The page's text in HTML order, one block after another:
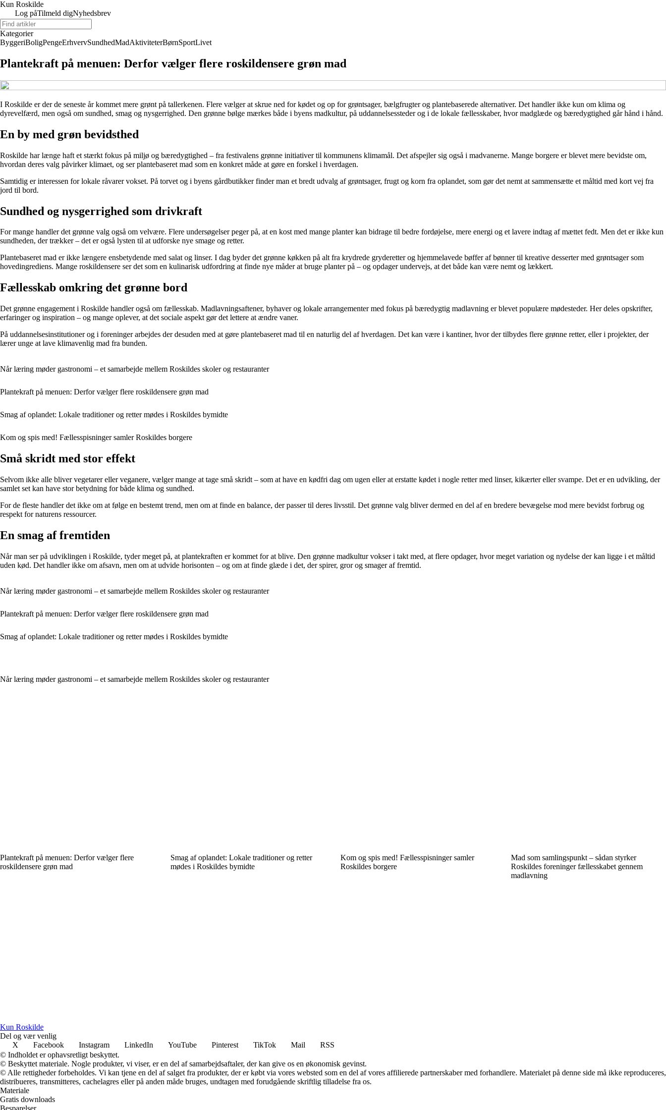
Kun Roskilde
Log påTilmeld digNyhedsbrev
Kategorier
ByggeriBoligPengeErhvervSundhedMadAktiviteterBørnSportLivet
Plantekraft på menuen: Derfor vælger flere roskildensere grøn mad
I Roskilde er der de seneste år kommet mere grønt på tallerkenen. Flere vælger at skrue ned for kødet og op for grøntsager, bælgfrugter og plantebaserede alternativer. Det handler ikke kun om klima og
dyrevelfærd, men også om sundhed, smag og nysgerrighed. Den grønne bølge mærkes både i byens madkultur, på uddannelsessteder og i de lokale fællesskaber, hvor madglæde og bæredygtighed går hånd i hånd.
En by med grøn bevidsthed
Roskilde har længe haft et stærkt fokus på miljø og bæredygtighed – fra festivalens grønne initiativer til kommunens klimamål. Det afspejler sig også i madvanerne. Mange borgere er blevet mere bevidste om,
hvordan deres valg påvirker klimaet, og ser plantebaseret mad som en konkret måde at gøre en forskel i hverdagen.
Samtidig er interessen for lokale råvarer vokset. På torvet og i byens gårdbutikker finder man et bredt udvalg af grøntsager, frugt og korn fra oplandet, som gør det nemt at sammensætte et måltid med kort vej fra
jord til bord.
Sundhed og nysgerrighed som drivkraft
For mange handler det grønne valg også om velvære. Flere undersøgelser peger på, at en kost med mange planter kan bidrage til bedre fordøjelse, mere energi og et lavere indtag af mættet fedt. Men det er ikke kun
sundheden, der trækker – det er også lysten til at udforske nye smage og retter.
Plantebaseret mad er ikke længere ensbetydende med salat og linser. I dag byder det grønne køkken på alt fra krydrede gryderetter og hjemmelavede bøffer af bønner til kreative desserter med grøntsager som
hovedingrediens. Mange roskildensere ser det som en kulinarisk udfordring at finde nye måder at bruge planter på – og opdager undervejs, at det både kan være nemt og lækkert.
Fællesskab omkring det grønne bord
Det grønne engagement i Roskilde handler også om fællesskab. Madlavningsaftener, byhaver og lokale arrangementer med fokus på bæredygtig madlavning er blevet populære mødesteder. Her deles opskrifter,
erfaringer og inspiration – og mange oplever, at det sociale aspekt gør det lettere at ændre vaner.
På uddannelsesinstitutioner og i foreninger arbejdes der desuden med at gøre plantebaseret mad til en naturlig del af hverdagen. Det kan være i kantiner, hvor der tilbydes flere grønne retter, eller i projekter, der
lærer unge at lave klimavenlig mad fra bunden.
Når læring møder gastronomi – et samarbejde mellem Roskildes skoler og restauranter
Plantekraft på menuen: Derfor vælger flere roskildensere grøn mad
Smag af oplandet: Lokale traditioner og retter mødes i Roskildes bymidte
Kom og spis med! Fællesspisninger samler Roskildes borgere
Små skridt med stor effekt
Selvom ikke alle bliver vegetarer eller veganere, vælger mange at tage små skridt – som at have en kødfri dag om ugen eller at erstatte kødet i nogle retter med linser, kikærter eller svampe. Det er en udvikling, der
samlet set kan have stor betydning for både klima og sundhed.
For de fleste handler det ikke om at følge en bestemt trend, men om at finde en balance, der passer til deres livsstil. Det grønne valg bliver dermed en del af en bredere bevægelse mod mere bevidst forbrug og
respekt for naturens ressourcer.
En smag af fremtiden
Når man ser på udviklingen i Roskilde, tyder meget på, at plantekraften er kommet for at blive. Den grønne madkultur vokser i takt med, at flere opdager, hvor meget variation og nydelse der kan ligge i et måltid
uden kød. Det handler ikke om afsavn, men om at udvide horisonten – og om at finde glæde i det, der spirer, gror og smager af fremtid.
Når læring møder gastronomi – et samarbejde mellem Roskildes skoler og restauranter
Plantekraft på menuen: Derfor vælger flere roskildensere grøn mad
Smag af oplandet: Lokale traditioner og retter mødes i Roskildes bymidte
Når læring møder gastronomi – et samarbejde mellem Roskildes skoler og restauranter
Plantekraft på menuen: Derfor vælger flere
roskildensere grøn mad
Smag af oplandet: Lokale traditioner og retter
mødes i Roskildes bymidte
Kom og spis med! Fællesspisninger samler
Roskildes borgere
Mad som samlingspunkt – sådan styrker
Roskildes foreninger fællesskabet gennem
madlavning
Kun Roskilde
Del og vær venlig
X
Facebook Instagram LinkedIn YouTube Pinterest TikTok Mail
RSS
© Indholdet er ophavsretligt beskyttet.
© Beskyttet materiale. Nogle produkter, vi viser, er en del af samarbejdsaftaler, der kan give os en økonomisk gevinst.
© Alle rettigheder forbeholdes. Vi kan tjene en del af salget fra produkter, der er købt via vores websted som en del af vores affilierede partnerskaber med forhandlere. Materialet på denne side må ikke reproduceres,
distribueres, transmitteres, cachelagres eller på anden måde bruges, undtagen med forudgående skriftlig tilladelse fra os.
Materiale
Gratis downloads
Besparelser